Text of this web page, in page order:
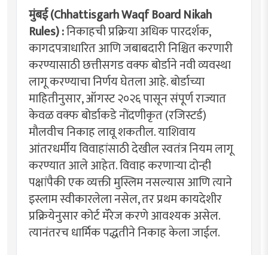
मुंबई (Chhattisgarh Waqf Board Nikah
Rules) :निकाहची प्रक्रिया अधिक पारदर्शक,
कागदपत्राधारित आणि जबाबदारी निश्चित करणारी
करण्यासाठी छत्तीसगड वक्फ बोर्डाने नवी व्यवस्था
लागू करण्याचा निर्णय घेतला आहे. बोर्डाच्या
माहितीनुसार, ऑगस्ट २०२६ पासून संपूर्ण राज्यात
केवळ वक्फ बोर्डाकडे नोंदणीकृत (रजिस्टर्ड)
मौलवीच निकाह लावू शकतील. याशिवाय
आंतरधर्मीय विवाहांसाठी देखील स्वतंत्र नियम लागू
करण्यात आले आहेत. विवाह करणाऱ्या दोन्ही
पक्षांपैकी एक व्यक्ती मुस्लिम नसल्यास आणि त्याने
इस्लाम स्वीकारलेला नसेल, तर प्रथम कायदेशीर
प्रक्रियेनुसार कोर्ट मॅरेज करणे आवश्यक असेल.
त्यानंतरच धार्मिक पद्धतीने निकाह केला जाईल.